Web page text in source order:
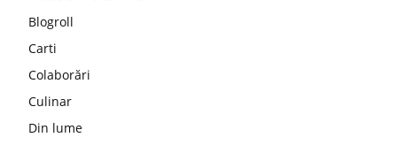
Blogroll
Carti
Colaborări
Culinar
Din lume